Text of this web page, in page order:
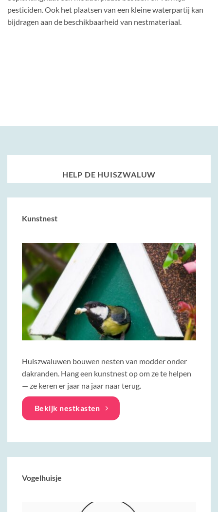
pesticiden. Ook het plaatsen van een kleine waterpartij kan
bijdragen aan de beschikbaarheid van nestmateriaal.
HELP DE HUISZWALUW
Kunstnest
Huiszwaluwen bouwen nesten van modder onder
dakranden. Hang een kunstnest op om ze te helpen
— ze keren er jaar na jaar naar terug.
Bekijk nestkasten
Vogelhuisje